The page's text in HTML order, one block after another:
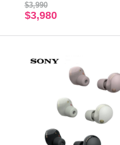
$3,990
$3,980